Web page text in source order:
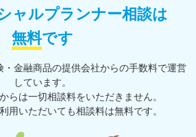
ャルプランナー相談は
無料です
⾦融商品の提供会社からの⼿数料で運営
しています。
らは一切相談料をいただきません。
⽤いただいても相談料は無料です。